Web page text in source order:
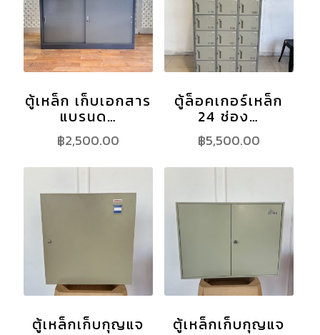
ตู้เหล็ก เก็บเอกสาร
แบรนด…
฿2,500.00
ตู้ล็อคเกอร์เหล็ก
24 ช่อง…
฿5,500.00
ตู้เหล็กเก็บกุญแจ ตู้เหล็กเก็บกุญแจ